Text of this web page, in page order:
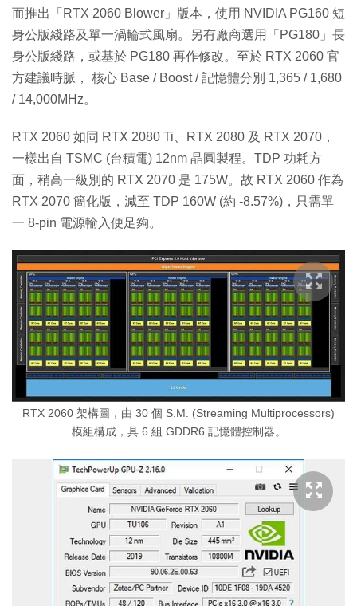
而推出「RTX 2060 Blower」版本，使用 NVIDIA PG160 短
身公版綫路及單一渦輪式風扇。另有廠商選用「PG180」長
身公版綫路，或基於 PG180 再作修改。至於 RTX 2060 官
方建議時脈， 核心 Base / Boost / 記憶體分別 1,365 / 1,680
/ 14,000MHz。
RTX 2060 如同 RTX 2080 Ti、RTX 2080 及 RTX 2070，
一樣出自 TSMC (台積電) 12nm 晶圓製程。TDP 功耗方
面，稍高一級別的 RTX 2070 是 175W。故 RTX 2060 作為
RTX 2070 簡化版，減至 TDP 160W (約 -8.57%)，只需單
一 8-pin 電源輸入便足夠。
RTX 2060 架構圖，由 30 個 S.M. (Streaming Multiprocessors)
模組構成，具 6 組 GDDR6 記憶體控制器。